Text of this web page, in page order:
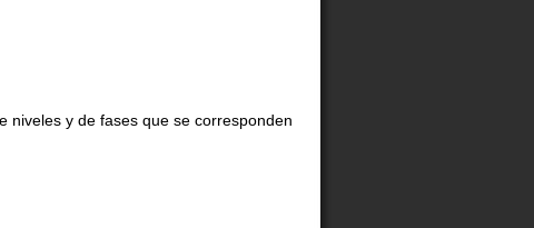
niveles y de fases que se corresponden